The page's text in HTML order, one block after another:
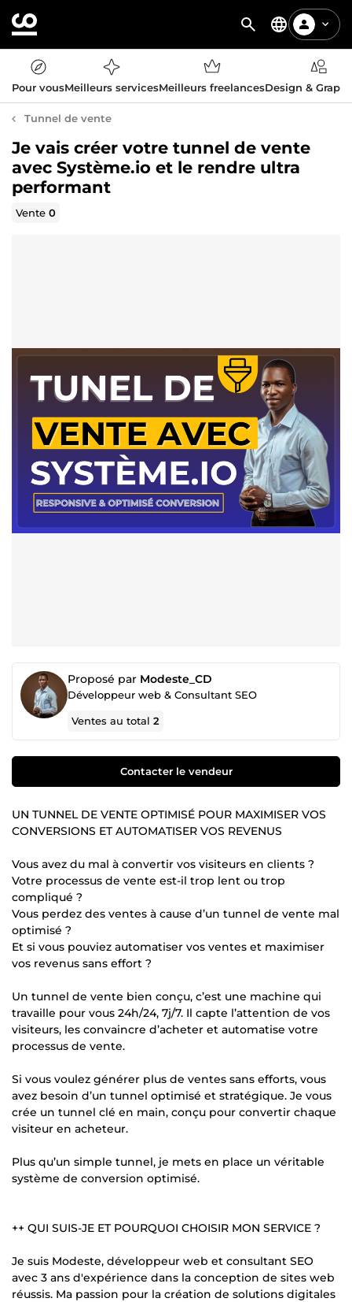
Pour vousMeilleurs servicesMeilleurs freelancesDesign &
Tunnel de vente
Je vais créer votre tunnel de vente
avec Système.io et le rendre ultra
performant
Vente0
Proposé par Modeste_CD
Développeur web & Consultant SEO
Ventes au total2
Contacter le vendeur
UN TUNNEL DE VENTE OPTIMISÉ POUR MAXIMISER VOS
CONVERSIONS ET AUTOMATISER VOS REVENUS
Vous avez du mal à convertir vos visiteurs en clients ?
Votre processus de vente est-il trop lent ou trop
compliqué ?
Vous perdez des ventes à cause d’un tunnel de vente mal
optimisé ?
Et si vous pouviez automatiser vos ventes et maximiser
vos revenus sans effort ?
Un tunnel de vente bien conçu, c’est une machine qui
travaille pour vous 24h/24, 7j/7. Il capte l’attention de vos
visiteurs, les convaincre d’acheter et automatise votre
processus de vente.
Si vous voulez générer plus de ventes sans efforts, vous
avez besoin d’un tunnel optimisé et stratégique. Je vous
crée un tunnel clé en main, conçu pour convertir chaque
visiteur en acheteur.
Plus qu’un simple tunnel, je mets en place un véritable
système de conversion optimisé.
++ QUI SUIS-JE ET POURQUOI CHOISIR MON SERVICE ?
Je suis Modeste, développeur web et consultant SEO
avec 3 ans d'expérience dans la conception de sites web
réussis. Ma passion pour la création de solutions digitales